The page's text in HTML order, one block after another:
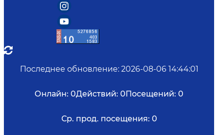
Последнее обновление: 2026-08-06 14:44:01
Онлайн: 0Действий: 0Посещений: 0
Ср. прод. посещения: 0